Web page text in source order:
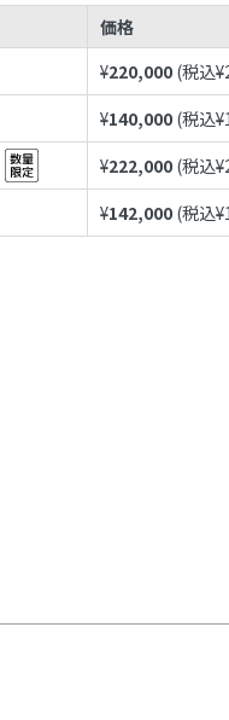
価格
¥220,000 (税込¥
¥140,000 (税込¥
¥222,000 (税込¥
¥142,000 (税込¥